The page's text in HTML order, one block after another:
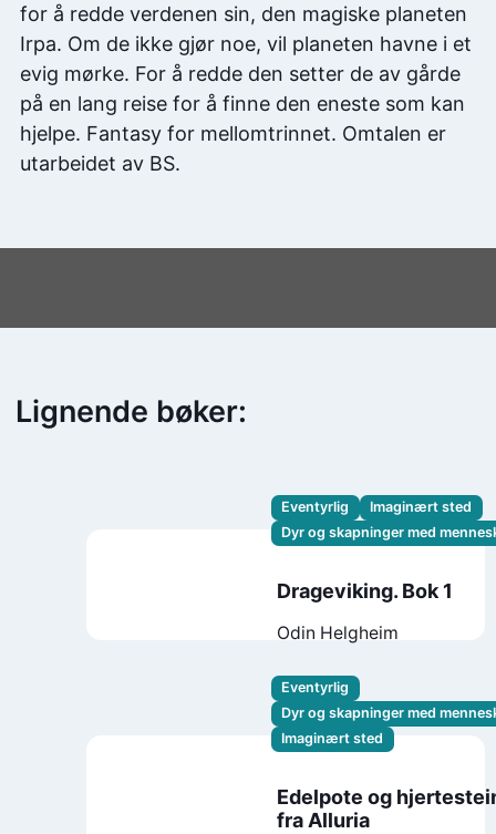
for å redde verdenen sin, den magiske planeten
Irpa. Om de ikke gjør noe, vil planeten havne i et
evig mørke. For å redde den setter de av gårde
på en lang reise for å finne den eneste som kan
hjelpe. Fantasy for mellomtrinnet. Omtalen er
utarbeidet av BS.
Lignende bøker:
Eventyrlig
Imaginært sted
Dyr og skapninger med
Drageviking. Bok 1
Odin Helgheim
Eventyrlig
Dyr og skapninger med
Imaginært sted
Edelpote og
fra Alluria